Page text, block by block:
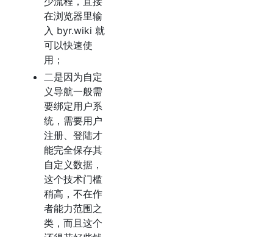
在浏览器里输
入 byr.wiki 就
可以快速使
用；
二是因为自定
义导航一般需
要绑定用户系
统，需要用户
注册、登陆才
能完全保存其
自定义数据，
这个技术门槛
稍高，不在作
者能力范围之
类，而且这个